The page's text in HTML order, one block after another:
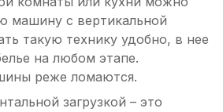
машину с вертикальной
такую технику удобно, в нее
на любом этапе.
реже ломаются.
загрузкой – это